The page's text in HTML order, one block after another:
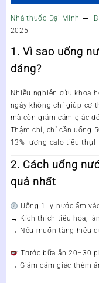
Nhà thuốc Đại Minh
2025
1. Vì sao uống
dáng?
Nhiều nghiên cứu khoa
ngày không chỉ giúp cơ
mà còngiảm cảm giác
Thậm chí, chỉ cần uống
13% lượng calo tiêu thụ!
2. Cách uống
quả nhất
Uống 1 ly nước ấm
→ Kích thích tiêu hóa,
→ Nếu muốn tăng hiệu
Trước bữa ăn 20–30
→ Giảm cảm giác thèm